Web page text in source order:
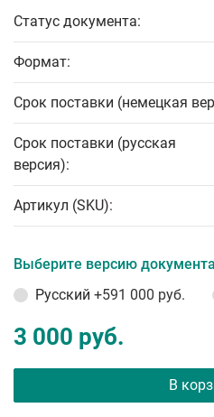
Статус документа:
Формат:
Срок поставки (немецкая
Срок поставки (русская
версия):
Артикул (SKU):
Выберите версию
Русский +591 000 руб.
3 000 руб.
В